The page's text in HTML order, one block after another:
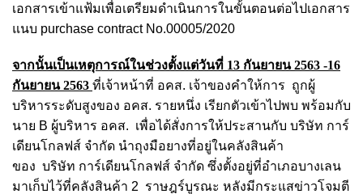
เอกสารเข้าแฟ้มเพื่อเตรียมดำเนินการในขั้นตอนต่อไปเอกสาร
แนบ purchase contract No.00005/2020
จากนั้นเป็นเหตุการณ์ในช่วงตั้งแต่วันที่ 13 กันยายน 2563 -16
กันยายน 2563 ที่เจ้าหน้าที่ อคส. เจ้าของคำให้การ ถูกผู้
บริหารระดับสูงของ อคส. รายหนึ่ง เรียกตัวเข้าไปพบ พร้อมกับ
นาย B ผู้บริหาร อคส. เพื่อได้สั่งการให้ประสานกับ บริษัท การ์
เดียนโกลฟส์ จำกัด นำถุงมือยางที่อยู่ในคลังสินค้า
ของ บริษัท การ์เดียนโกลฟส์ จำกัด ซึ่งตั้งอยู่ที่อำเภอบางเลน
มาเก็บไว้ที่คลังสินค้า 2 ราษฎร์บูรณะ หลังมีกระแสข่าวโจมตี